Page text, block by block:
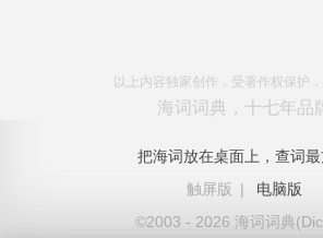
以上内容独家创作，受著作权保护
海词词典，十七年品
把海词放在桌面上，查词
触屏版
|
电脑版
©2003 - 2026 海词词典